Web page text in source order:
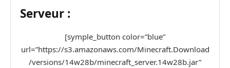
Serveur :
[symple_button color=”blue”
url=”https://s3.amazonaws.com/Minecraft.Download
/versions/14w28b/minecraft_server.14w28b.jar”